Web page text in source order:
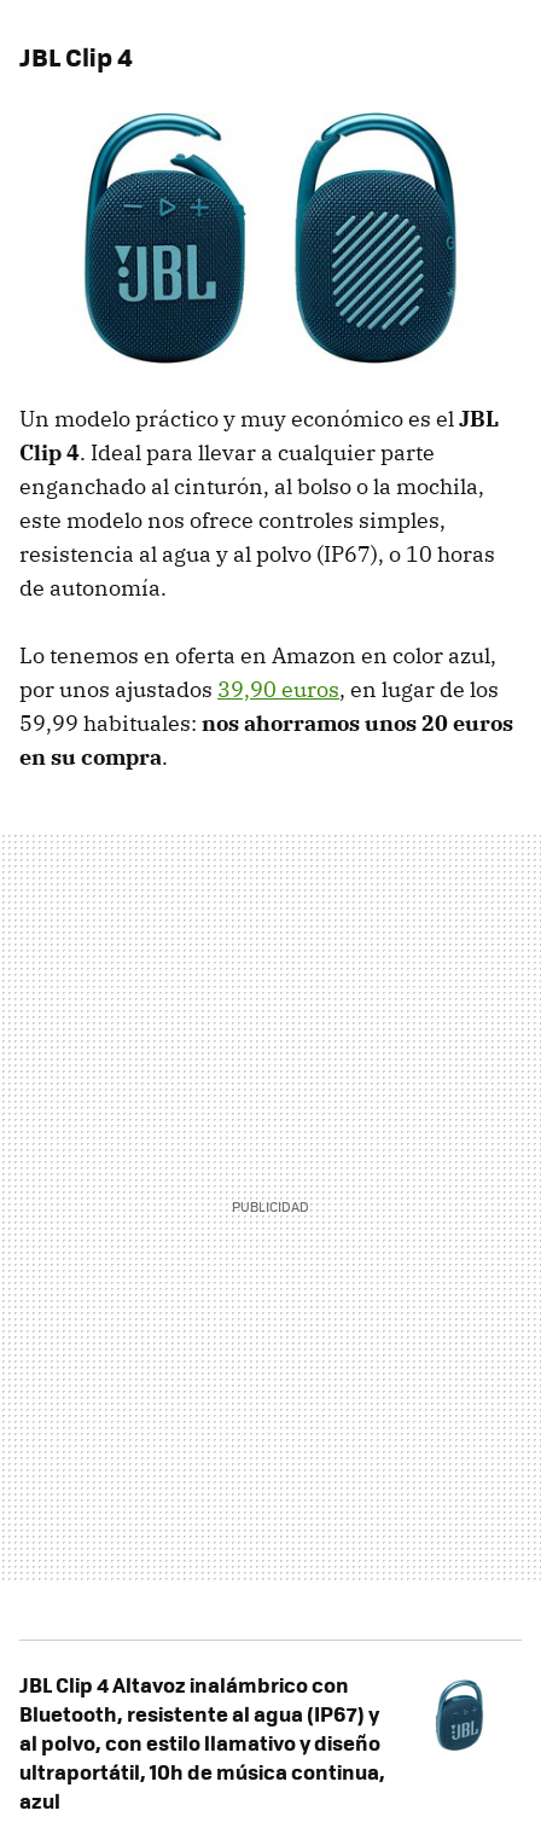
JBL Clip 4
Un modelo práctico y muy económico es elJBL
Clip 4. Ideal para llevar a cualquier parte
enganchado al cinturón, al bolso o la mochila,
este modelo nos ofrece controles simples,
resistencia al agua y al polvo (IP67), o 10 horas
de autonomía.
Lo tenemos en oferta en Amazon en color azul,
por unos ajustados 39,90 euros, en lugar de los
59,99 habituales: nos ahorramos unos 20 euros
en su compra.
JBL Clip 4 Altavoz inalámbrico con
Bluetooth, resistente al agua (IP67) y
al polvo, con estilo llamativo y diseño
ultraportátil, 10h de música continua,
azul